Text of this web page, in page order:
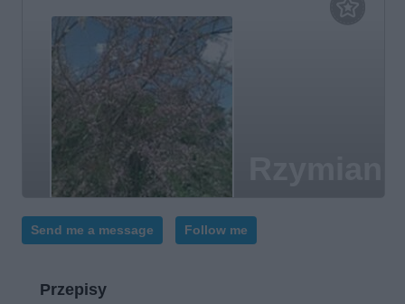
Send me a message Follow me
Przepisy